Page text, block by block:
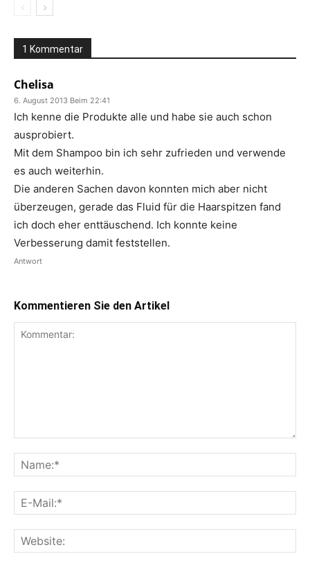
1 Kommentar
Chelisa
6. August 2013 Beim 22:41
Ich kenne die Produkte alle und habe sie auch schon
ausprobiert.
Mit dem Shampoo bin ich sehr zufrieden und verwende
es auch weiterhin.
Die anderen Sachen davon konnten mich aber nicht
überzeugen, gerade das Fluid für die Haarspitzen fand
ich doch eher enttäuschend. Ich konnte keine
Verbesserung damit feststellen.
Antwort
Kommentieren Sie den Artikel